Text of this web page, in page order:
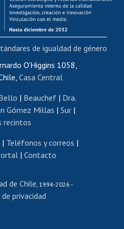
os
de capacitación
del personal
interna
de renta
renta honorarios
blancas
os
de títulos
de Movilidad Estudiantil
de español
O'Higgins 1058,
Casa Central
| Beauchef| Dra.
Gómez Millas | Sur |
recintos
| Teléfonos y correos |
| Contacto
de Chile, 1994-2026 -
privacidad
de igualdad de género